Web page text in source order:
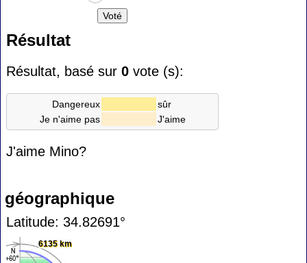
Résultat
Résultat, basé sur 0 vote (s):
Dangereux
sûr
Je n'aime pas
J'aime
J'aime Mino?
géographique
Latitude: 34.82691°
6135 km